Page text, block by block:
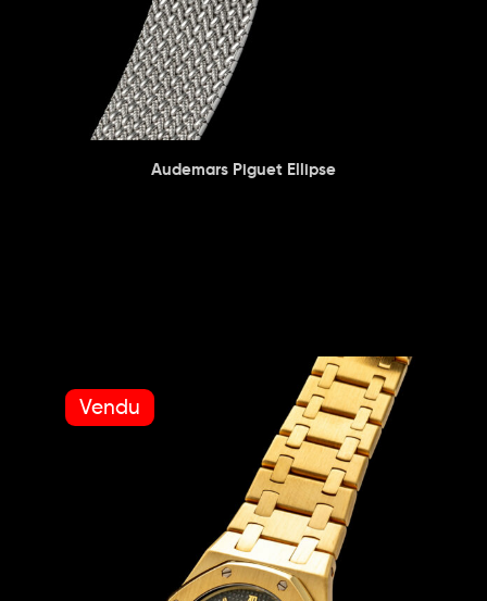
Audemars Piguet Ellipse
Vendu